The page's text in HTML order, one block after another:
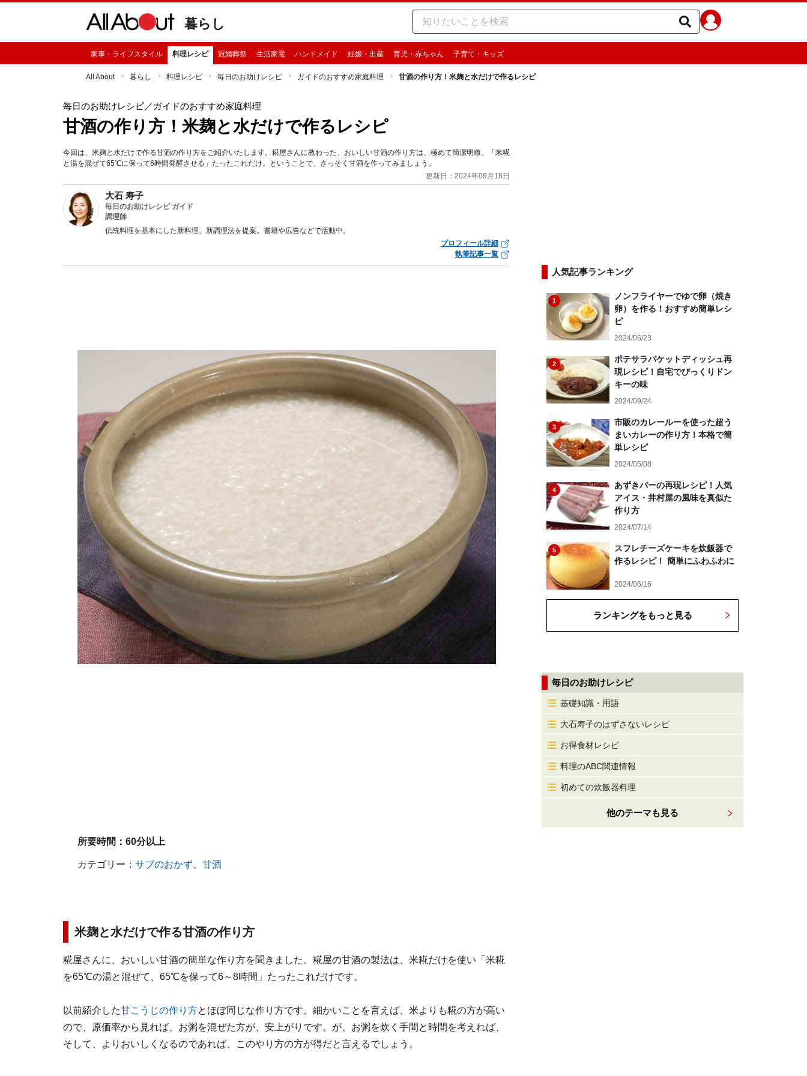
暮らし
家事・ライフスタイル 料理レシピ 冠婚葬祭 生活家電 ハンドメイド 妊娠・出産 育児・赤ちゃん 子育て・キッズ
All About 暮らし 料理レシピ 毎日のお助けレシピ ガイドのおすすめ家庭料理 甘酒の作り方！米麹と水だけで作るレシピ
毎日のお助けレシピ／ガイドのおすすめ家庭料理
甘酒の作り方！米麹と水だけで作るレシピ
今回は、米麹と水だけで作る甘酒の作り方をご紹介いたします。糀屋さんに教わった、おいしい甘酒の作り方は、極めて簡潔明瞭。「米糀
と湯を混ぜて65℃に保って6時間発酵させる」たったこれだけ。ということで、さっそく甘酒を作ってみましょう。
更新日：2024年09月18日
大石 寿子
毎日のお助けレシピ ガイド
調理師
伝統料理を基本にした新料理、新調理法を提案。書籍や広告などで活動中。
プロフィール詳細
執筆記事一覧
所要時間： 60分以上
カテゴリー： サブのおかず、 甘酒
米麹と水だけで作る甘酒の作り方
糀屋さんに、おいしい甘酒の簡単な作り方を聞きました。糀屋の甘酒の製法は、米糀だけを使い「米糀
を65℃の湯と混ぜて、65℃を保って6～8時間」たったこれだけです。
以前紹介した甘こうじの作り方とほぼ同じな作り方です。細かいことを言えば、米よりも糀の方が高い
ので、原価率から見れば、お粥を混ぜた方が、安上がりです。が、お粥を炊く手間と時間を考えれば、
そして、よりおいしくなるのであれば、このやり方の方が得だと言えるでしょう。
人気記事ランキング
1
ノンフライヤーでゆで卵（焼き
卵）を作る！おすすめ簡単レシ
ピ
2024/06/23
2
ポテサラパケットディッシュ再
現レシピ！自宅でびっくりドン
キーの味
2024/09/24
3
市販のカレールーを使った超う
まいカレーの作り方！本格で簡
単レシピ
2024/05/08
4
あずきバーの再現レシピ！人気
アイス・井村屋の風味を真似た
作り方
2024/07/14
5
スフレチーズケーキを炊飯器で
作るレシピ！ 簡単にふわふわに
2024/06/16
ランキングをもっと見る
毎日のお助けレシピ
基礎知識・用語
大石寿子のはずさないレシピ
お得食材レシピ
料理のABC関連情報
初めての炊飯器料理
他のテーマも見る